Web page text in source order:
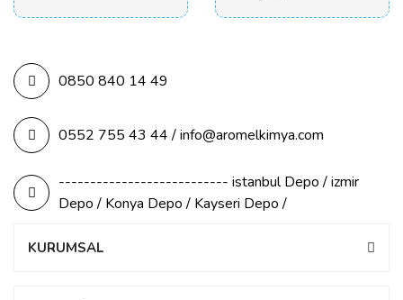
0850 840 14 49
0552 755 43 44 / info@aromelkimya.com
--------------------------- istanbul Depo / izmir
Depo / Konya Depo / Kayseri Depo /
KURUMSAL